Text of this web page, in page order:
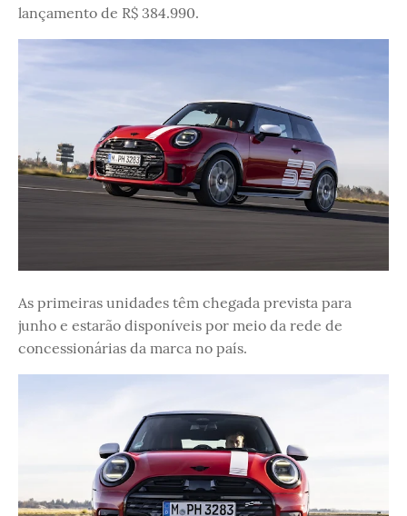
lançamento de R$ 384.990.
As primeiras unidades têm chegada prevista para
junho e estarão disponíveis por meio da rede de
concessionárias da marca no país.